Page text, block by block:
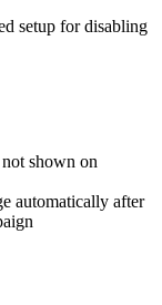
setup for disabling
shown on
automatically after